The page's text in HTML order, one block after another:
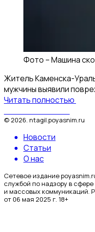
Фото –Машина
Житель Каменска-
мужчины выявили
Читать полностью
© 2026. ntagil.poyasnim.ru
Новости
Статьи
О нас
Сетевое издание
службой по надзору в
и массовых коммуникаций.
от 06 мая 2025 г. 18+